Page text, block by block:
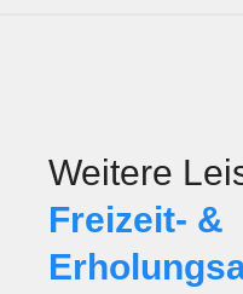
Weitere
Freizeit- &